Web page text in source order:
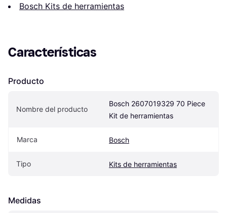
Bosch Kits de herramientas
Características
Producto
Nombre del producto
Bosch 2607019329 70 Piece
Kit de herramientas
Marca Bosch
Tipo Kits de herramientas
Medidas